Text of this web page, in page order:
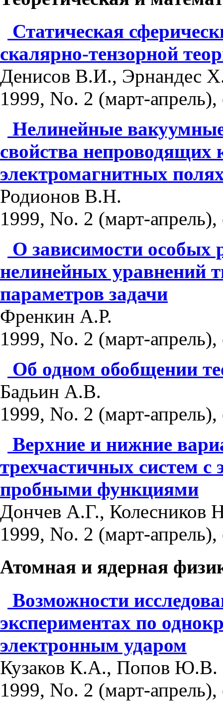
Статическая
скалярно-тензорной
Денисов В.И., Эрнандес
1999, No. 2 (март-апрель),
Нелинейные
свойства непроводящих
электромагнитных
Родионов В.Н.
1999, No. 2 (март-апрель),
О зависимости
нелинейных уравнений
параметров задачи
Френкин А.Р.
1999, No. 2 (март-апрель),
Об одном обобщении
Бадьин А.В.
1999, No. 2 (март-апрель),
Верхние и нижние
трехчастичных систем
пробными функциями
Дончев А.Г., Колесников
1999, No. 2 (март-апрель),
Атомная и ядерная
Возможности
экспериментах по
электронным ударом
Кузаков К.А., Попов Ю.В.
1999, No. 2 (март-апрель),